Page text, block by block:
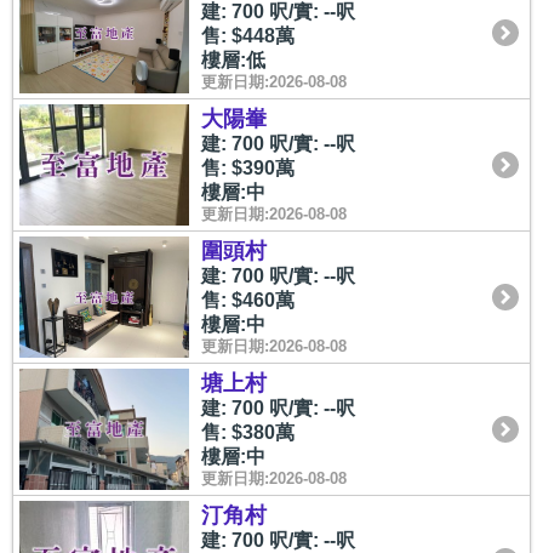
建: 700 呎/實: --呎
售: $448萬
樓層:低
更新日期:2026-08-08
大陽輋
建: 700 呎/實: --呎
售: $390萬
樓層:中
更新日期:2026-08-08
圍頭村
建: 700 呎/實: --呎
售: $460萬
樓層:中
更新日期:2026-08-08
塘上村
建: 700 呎/實: --呎
售: $380萬
樓層:中
更新日期:2026-08-08
汀角村
建: 700 呎/實: --呎